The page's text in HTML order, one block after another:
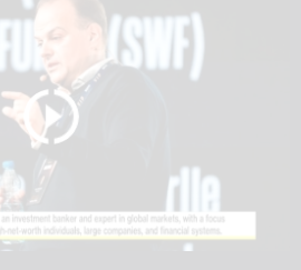
možete u bilo kojem trenutku